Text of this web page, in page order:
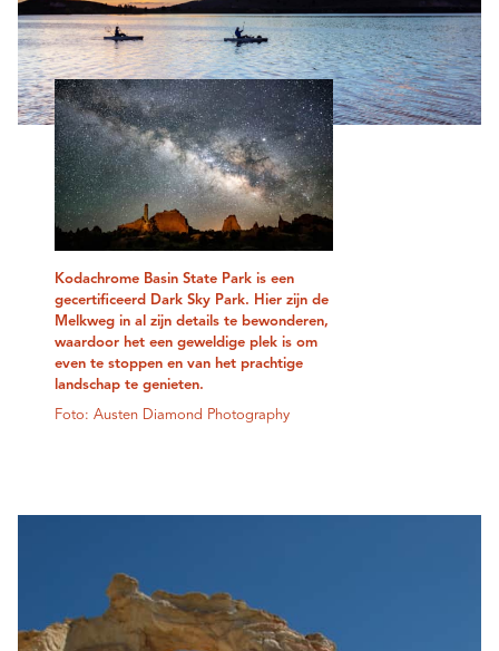
Kodachrome Basin State Park is een
gecertificeerd Dark Sky Park. Hier zijn de
Melkweg in al zijn details te bewonderen,
waardoor het een geweldige plek is om
even te stoppen en van het prachtige
landschap te genieten.
Foto: Austen Diamond Photography